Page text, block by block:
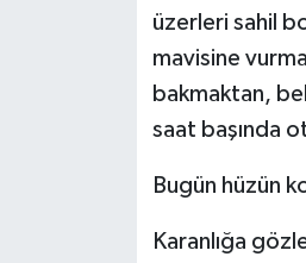
üzerleri sahil
mavisine
bakmaktan,
saat başında
Bugün hüzün
Karanlığa